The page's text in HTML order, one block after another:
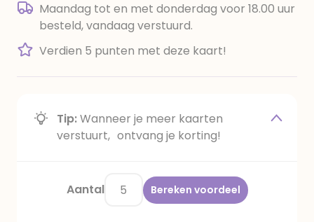
Maandag tot en met donderdag voor 18.00 uur
besteld, vandaag verstuurd.
Verdien 5 punten met deze kaart!
Tip:Wanneer je meer kaarten
verstuurt, ontvang je korting!
Aantal Bereken voordeel